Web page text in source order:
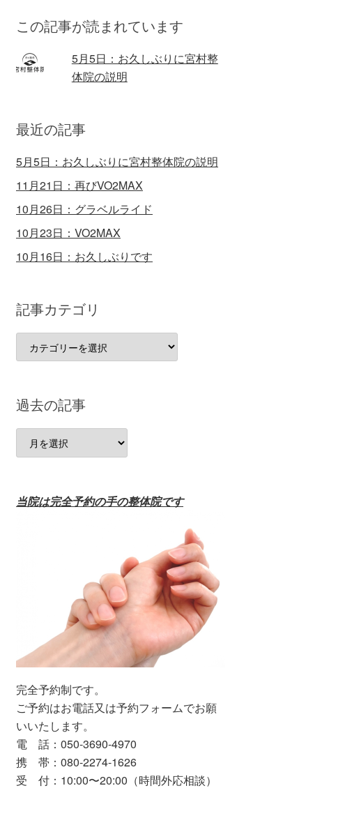
この記事が読まれています
5月5日：お久しぶりに宮村整
体院の説明
最近の記事
5月5日：お久しぶりに宮村整体院の説明
11月21日：再びVO2MAX
10月26日：グラベルライド
10月23日：VO2MAX
10月16日：お久しぶりです
記事カテゴリ
事
テ
ゴ
リ
過去の記事
去
事
当院は完全予約の手の整体院です
完全予約制です。
ご予約はお電話又は予約フォームでお願
いいたします。
電 話：050-3690-4970
携 帯：080-2274-1626
受 付：10:00〜20:00（時間外応相談）